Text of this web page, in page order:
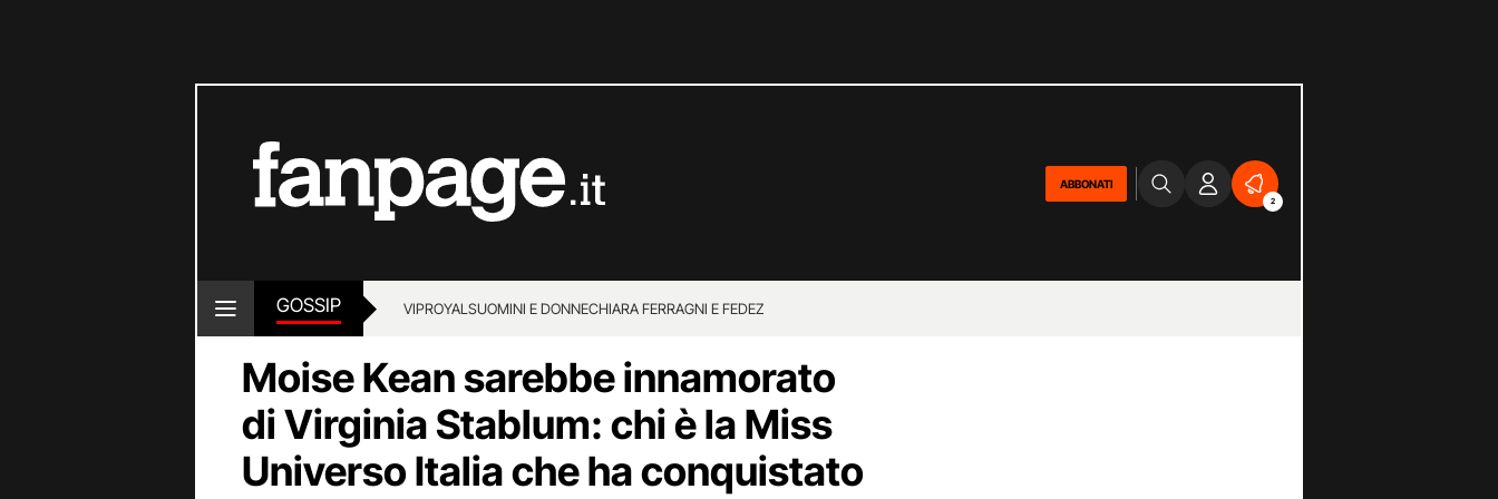
ABBONATI
2
GOSSIP VIPROYALSUOMINI E DONNECHIARA FERRAGNI E FEDEZ
Moise Kean sarebbe innamorato
di Virginia Stablum: chi è la Miss
Universo Italia che ha conquistato